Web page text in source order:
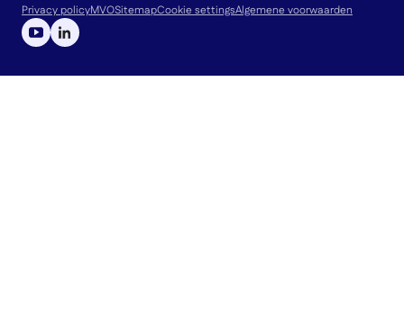
Privacy policyMVOSitemapCookie settingsAlgemene voorwaarden